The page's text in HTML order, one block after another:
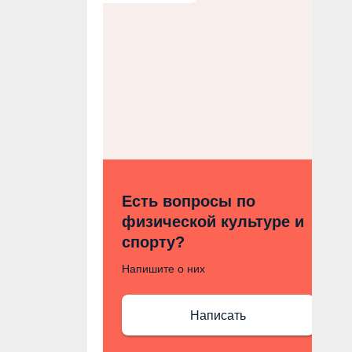
Есть вопросы по
физической культуре и
спорту?
Напишите о них
Написать